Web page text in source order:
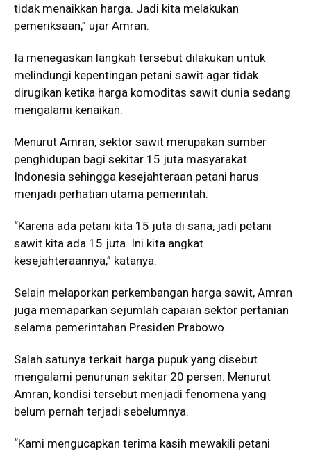
tidak menaikkan harga. Jadi kita melakukan
pemeriksaan,” ujar Amran.
Ia menegaskan langkah tersebut dilakukan untuk
melindungi kepentingan petani sawit agar tidak
dirugikan ketika harga komoditas sawit dunia sedang
mengalami kenaikan.
Menurut Amran, sektor sawit merupakan sumber
penghidupan bagi sekitar 15 juta masyarakat
Indonesia sehingga kesejahteraan petani harus
menjadi perhatian utama pemerintah.
“Karena ada petani kita 15 juta di sana, jadi petani
sawit kita ada 15 juta. Ini kita angkat
kesejahteraannya,” katanya.
Selain melaporkan perkembangan harga sawit, Amran
juga memaparkan sejumlah capaian sektor pertanian
selama pemerintahan Presiden Prabowo.
Salah satunya terkait harga pupuk yang disebut
mengalami penurunan sekitar 20 persen. Menurut
Amran, kondisi tersebut menjadi fenomena yang
belum pernah terjadi sebelumnya.
“Kami mengucapkan terima kasih mewakili petani